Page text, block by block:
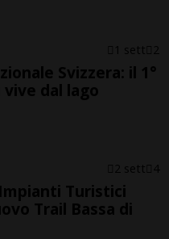
1 sett 2
Svizzera: il 1°
dal lago
2 sett 4
Turistici
Trail Bassa di